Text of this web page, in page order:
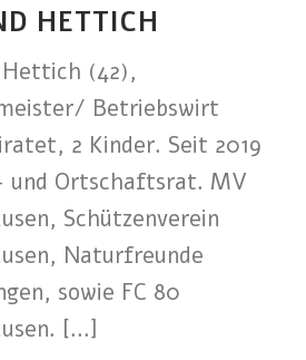
HETTICH
Hettich (42),
Betriebswirt
2 Kinder. Seit 2019
und Ortschaftsrat. MV
Schützenverein
Naturfreunde
sowie FC 80
[...]